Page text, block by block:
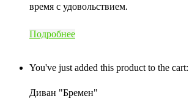
время с удовольствием.
Подробнее
You've just added this product to the cart:
Диван "Бремен"